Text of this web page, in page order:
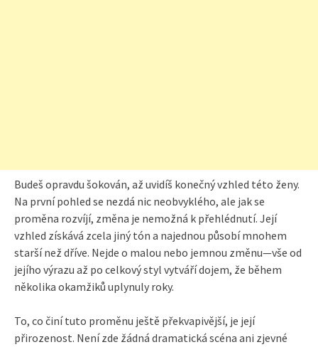
Budeš opravdu šokován, až uvidíš konečný vzhled této ženy.
Na první pohled se nezdá nic neobvyklého, ale jak se
proměna rozvíjí, změna je nemožná k přehlédnutí. Její
vzhled získává zcela jiný tón a najednou působí mnohem
starší než dříve. Nejde o malou nebo jemnou změnu—vše od
jejího výrazu až po celkový styl vytváří dojem, že během
několika okamžiků uplynuly roky.
To, co činí tuto proměnu ještě překvapivější, je její
přirozenost. Není zde žádná dramatická scéna ani zjevné